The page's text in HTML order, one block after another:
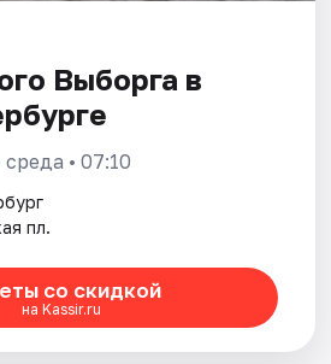
Выборга в
среда • 07:10
пл.
со скидкой
на Kassir.ru